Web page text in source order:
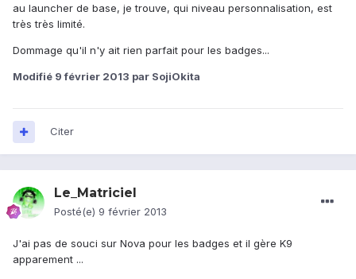
au launcher de base, je trouve, qui niveau personnalisation, est
très très limité.
Dommage qu'il n'y ait rien parfait pour les badges...
Modifié 9 février 2013 par SojiOkita
Citer
Le_Matriciel
Posté(e) 9 février 2013
J'ai pas de souci sur Nova pour les badges et il gère K9
apparement ...